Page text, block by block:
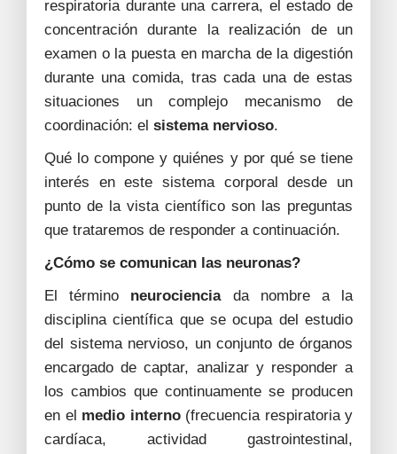
respiratoria durante una carrera, el estado de
concentración durante la realización de un
examen o la puesta en marcha de la digestión
durante una comida, tras cada una de estas
situaciones un complejo mecanismo de
coordinación: el sistema nervioso.
Qué lo compone y quiénes y por qué se tiene
interés en este sistema corporal desde un
punto de la vista científico son las preguntas
que trataremos de responder a continuación.
¿Cómo se comunican las neuronas?
El término neurocienciada nombre a la
disciplina científica que se ocupa del estudio
del sistema nervioso, un conjunto de órganos
encargado de captar, analizar y responder a
los cambios que continuamente se producen
en el medio interno(frecuencia respiratoria y
cardíaca, actividad gastrointestinal,